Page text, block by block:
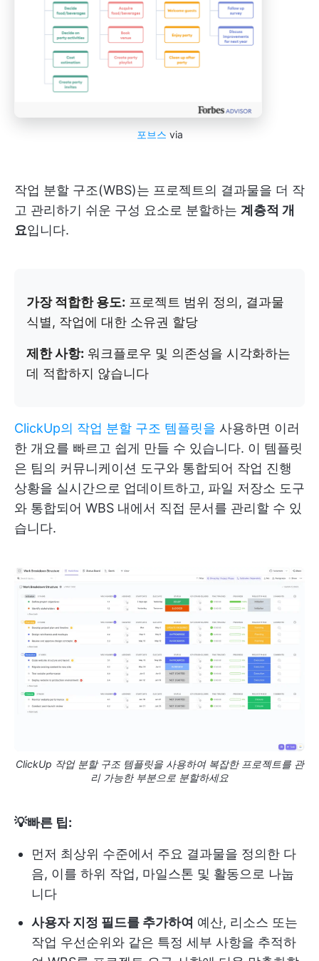
포브스 via
작업 분할 구조(WBS)는 프로젝트의 결과물을 더 작
고 관리하기 쉬운 구성 요소로 분할하는 계층적 개
요입니다.
가장 적합한 용도: 프로젝트 범위 정의, 결과물
식별, 작업에 대한 소유권 할당
제한 사항: 워크플로우 및 의존성을 시각화하는
데 적합하지 않습니다
ClickUp의 작업 분할 구조 템플릿을 사용하면 이러
한 개요를 빠르고 쉽게 만들 수 있습니다. 이 템플릿
은 팀의 커뮤니케이션 도구와 통합되어 작업 진행
상황을 실시간으로 업데이트하고, 파일 저장소 도구
와 통합되어 WBS 내에서 직접 문서를 관리할 수 있
습니다.
ClickUp 작업 분할 구조 템플릿을 사용하여 복잡한 프로젝트를 관
리 가능한 부분으로 분할하세요
💡빠른 팁:
먼저 최상위 수준에서 주요 결과물을 정의한 다
음, 이를 하위 작업, 마일스톤 및 활동으로 나눕
니다
사용자 지정 필드를 추가하여 예산, 리소스 또는
작업 우선순위와 같은 특정 세부 사항을 추적하